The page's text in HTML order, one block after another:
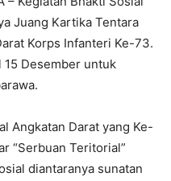
Juang Kartika Tentara
Korps Infanteri Ke-73.
Desember untuk
Angkatan Darat yang Ke-
“Serbuan Teritorial”
diantaranya sunatan